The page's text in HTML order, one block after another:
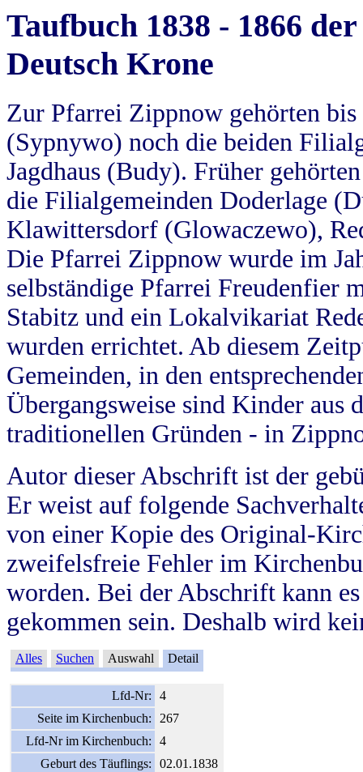
Taufbuch 1838 - 1866
Deutsch Krone
Zur Pfarrei Zippnow gehörten
(Sypnywo) noch die beiden
Jagdhaus (Budy). Früher
die Filialgemeinden Doderlage
Klawittersdorf (Glowaczewo),
Die Pfarrei Zippnow wurde im
selbständige Pfarrei Freudenfier
Stabitz und ein Lokalvikariat
wurden errichtet. Ab diesem
Gemeinden, in den
Übergangsweise sind Kinder aus
traditionellen Gründen - in
Autor dieser Abschrift ist der
Er weist auf folgende
von einer Kopie des Original-
zweifelsfreie Fehler im
worden. Bei der Abschrift kann
gekommen sein. Deshalb wird
Alles Suchen Auswahl Detail
Lfd-Nr:
4
Seite im Kirchenbuch:
267
Lfd-Nr im Kirchenbuch:
4
Geburt des Täuflings:
02.01.1838